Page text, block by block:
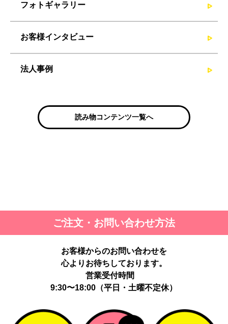
フォトギャラリー
お客様インタビュー
法人事例
読み物コンテンツ一覧へ
ご注文・お問い合わせ方法
お客様からのお問い合わせを
心よりお待ちしております。
営業受付時間
9:30〜18:00（平日・土曜不定休）